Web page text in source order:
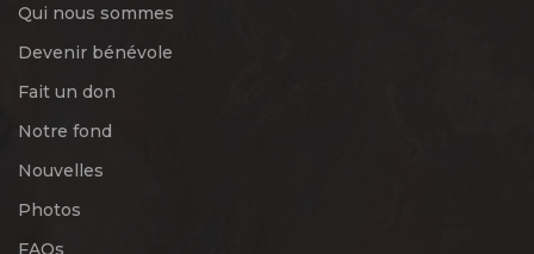
Qui nous sommes
Devenir bénévole
Fait un don
Notre fond
Nouvelles
Photos
FAQs